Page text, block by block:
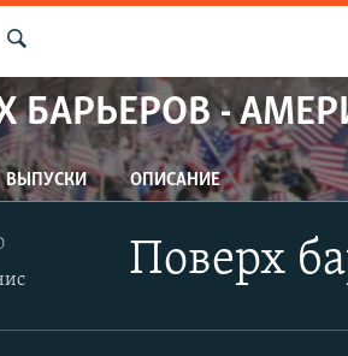
БАРЬЕРОВ -
ВЫПУСКИ ОПИСАНИЕ
Поверх